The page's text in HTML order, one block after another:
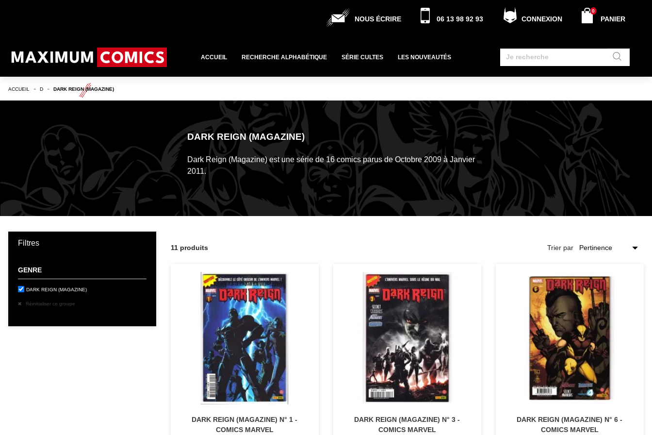
NOUS ÉCRIRE 06 13 98 92 93 CONNEXION PANIER
0
ACCUEIL RECHERCHE ALPHABÉTIQUE SÉRIE CULTES LES NOUVEAUTÉS
ACCUEIL D DARK REIGN (MAGAZINE)
DARK REIGN (MAGAZINE)
Dark Reign (Magazine) est une série de 16 comics parus de Octobre 2009 à Janvier
2011.
Filtres
GENRE
DARK REIGN (MAGAZINE)
Réinitialiser ce groupe
11 produits Trier par
DARK REIGN (MAGAZINE) N° 1 -
COMICS MARVEL
DARK REIGN (MAGAZINE) N° 3 -
COMICS MARVEL
DARK REIGN (MAGAZINE) N° 6 -
COMICS MARVEL